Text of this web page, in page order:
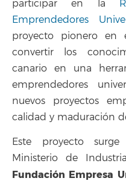
participar en la
Emprendedores
proyecto pionero en
convertir los
canario en una
emprendedores
nuevos proyectos
calidad y maduración
Este proyecto
Ministerio de
Fundación Empresa